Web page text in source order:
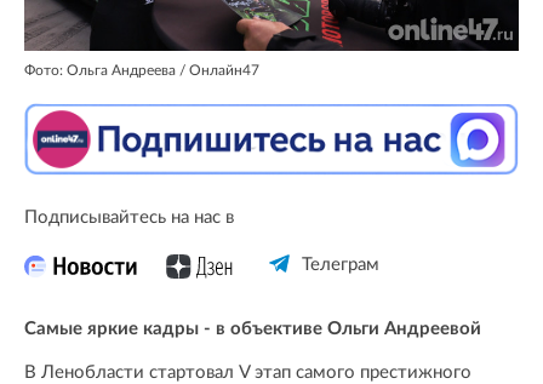
Фото: Ольга Андреева / Онлайн47
Подписывайтесь на нас в
Телеграм
Самые яркие кадры - в объективе Ольги Андреевой
В Ленобласти стартовал V этап самого престижного